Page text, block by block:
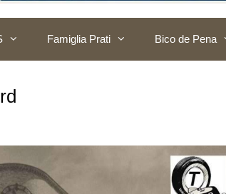
Famiglia Prati Bico de Pena